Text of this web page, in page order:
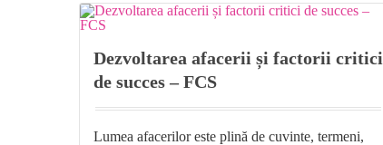
Dezvoltarea afacerii și factorii critici
de succes – FCS
Lumea afacerilor este plină de cuvinte, termeni,